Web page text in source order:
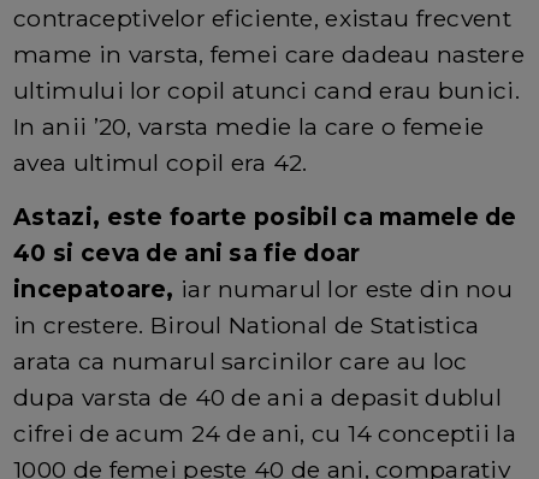
contraceptivelor eficiente, existau frecvent
mame in varsta, femei care dadeau nastere
ultimului lor copil atunci cand erau bunici.
In anii ’20, varsta medie la care o femeie
avea ultimul copil era 42.
Astazi, este foarte posibil ca mamele de
40 si ceva de ani sa fie doar
incepatoare, iar numarul lor este din nou
in crestere. Biroul National de Statistica
arata ca numarul sarcinilor care au loc
dupa varsta de 40 de ani a depasit dublul
cifrei de acum 24 de ani, cu 14 conceptii la
1000 de femei peste 40 de ani, comparativ